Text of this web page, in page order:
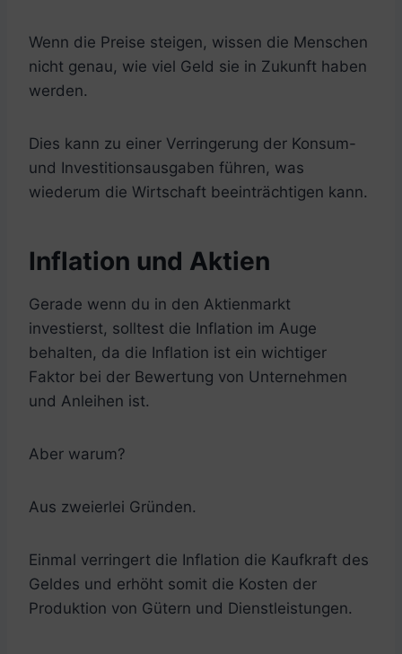
Wenn die Preise steigen, wissen die Menschen
nicht genau, wie viel Geld sie in Zukunft haben
werden.
Dies kann zu einer Verringerung der Konsum-
und Investitionsausgaben führen, was
wiederum die Wirtschaft beeinträchtigen kann.
Inflation und Aktien
Gerade wenn du in den Aktienmarkt
investierst, solltest die Inflation im Auge
behalten, da die Inflation ist ein wichtiger
Faktor bei der Bewertung von Unternehmen
und Anleihen ist.
Aber warum?
Aus zweierlei Gründen.
Einmal verringert die Inflation die Kaufkraft des
Geldes und erhöht somit die Kosten der
Produktion von Gütern und Dienstleistungen.